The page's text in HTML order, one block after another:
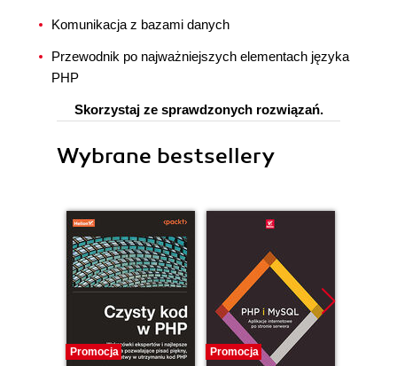
Komunikacja z bazami danych
Przewodnik po najważniejszych elementach języka
PHP
Skorzystaj ze sprawdzonych rozwiązań.
Wybrane bestsellery
Promocja Promocja